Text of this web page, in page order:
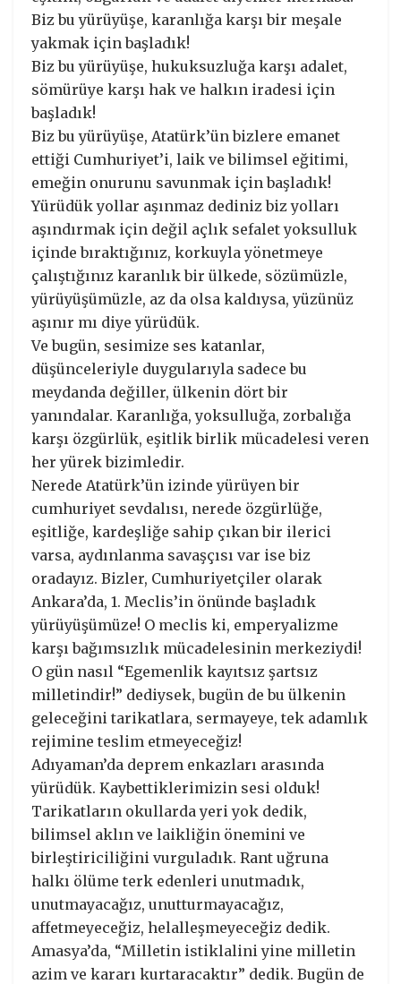
Biz bu yürüyüşe, karanlığa karşı bir meşale
yakmak için başladık!
Biz bu yürüyüşe, hukuksuzluğa karşı adalet,
sömürüye karşı hak ve halkın iradesi için
başladık!
Biz bu yürüyüşe, Atatürk’ün bizlere emanet
ettiği Cumhuriyet’i, laik ve bilimsel eğitimi,
emeğin onurunu savunmak için başladık!
Yürüdük yollar aşınmaz dediniz biz yolları
aşındırmak için değil açlık sefalet yoksulluk
içinde bıraktığınız, korkuyla yönetmeye
çalıştığınız karanlık bir ülkede, sözümüzle,
yürüyüşümüzle, az da olsa kaldıysa, yüzünüz
aşınır mı diye yürüdük.
Ve bugün, sesimize ses katanlar,
düşünceleriyle duygularıyla sadece bu
meydanda değiller, ülkenin dört bir
yanındalar. Karanlığa, yoksulluğa, zorbalığa
karşı özgürlük, eşitlik birlik mücadelesi veren
her yürek bizimledir.
Nerede Atatürk’ün izinde yürüyen bir
cumhuriyet sevdalısı, nerede özgürlüğe,
eşitliğe, kardeşliğe sahip çıkan bir ilerici
varsa, aydınlanma savaşçısı var ise biz
oradayız. Bizler, Cumhuriyetçiler olarak
Ankara’da, 1. Meclis’in önünde başladık
yürüyüşümüze! O meclis ki, emperyalizme
karşı bağımsızlık mücadelesinin merkeziydi!
O gün nasıl “Egemenlik kayıtsız şartsız
milletindir!” dediysek, bugün de bu ülkenin
geleceğini tarikatlara, sermayeye, tek adamlık
rejimine teslim etmeyeceğiz!
Adıyaman’da deprem enkazları arasında
yürüdük. Kaybettiklerimizin sesi olduk!
Tarikatların okullarda yeri yok dedik,
bilimsel aklın ve laikliğin önemini ve
birleştiriciliğini vurguladık. Rant uğruna
halkı ölüme terk edenleri unutmadık,
unutmayacağız, unutturmayacağız,
affetmeyeceğiz, helalleşmeyeceğiz dedik.
Amasya’da, “Milletin istiklalini yine milletin
azim ve kararı kurtaracaktır” dedik. Bugün de